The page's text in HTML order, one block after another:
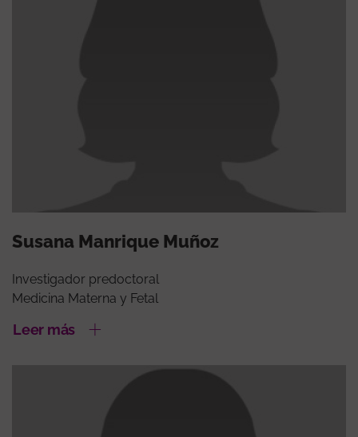
Susana Manrique Muñoz
Investigador predoctoral
Medicina Materna y Fetal
Leer más